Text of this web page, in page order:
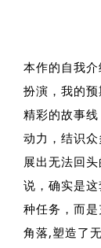
本作的自我介
扮演，我的
精彩的故事
动力，结识
展出无法回
说，确实是
种任务，而
角落,塑造了